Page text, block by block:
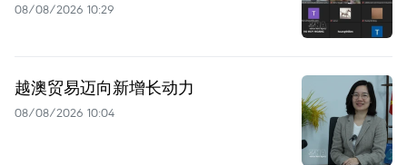
08/08/2026 10:29
越澳贸易迈向新增长动力
08/08/2026 10:04